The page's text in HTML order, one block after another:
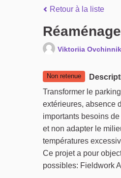
Retour à la liste
Viktoriia
Non retenue
Transformer le
extérieures, absence
importants besoins
et non adapter le
températures
Ce projet a pour
possibles: Fieldwork